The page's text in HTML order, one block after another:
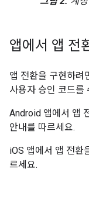
앱에서 앱 전
앱 전환을 구현하려
사용자 승인 코드를
Android 앱에서 앱
안내를 따르세요.
iOS 앱에서 앱 전환
르세요.